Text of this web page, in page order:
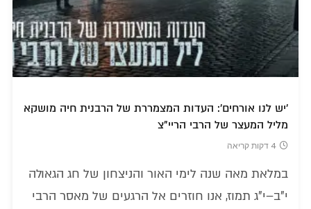
'יש לנו אורחים': העדות המצמררת של הרבנית חיה מושקא
מליל המעצר של הרבי הריי"צ
4 דקות קריאה
במלאת מאה שנה לימי האור והניצחון של חג הגאולה
י"ב–י"ג תמוז, אנו חוזרים אל הרגעים של מאסר הרבי